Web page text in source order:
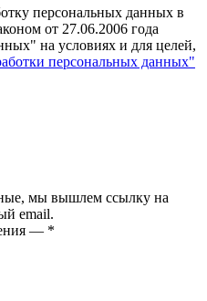
персональных данных в
от 27.06.2006 года
на условиях и для целей,
персональных данных"
мы вышлем ссылку на
email.
— *